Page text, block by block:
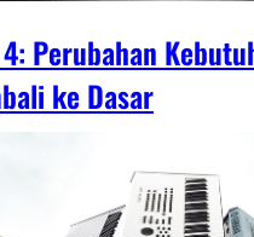
Perubahan
ke Dasar